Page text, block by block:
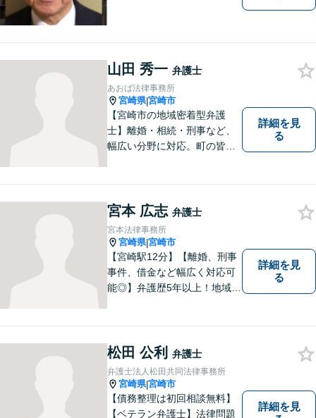
山田 秀一 弁護士
あおば法律事務所
宮崎県|宮崎市
【宮崎市の地域密着型弁護
士】離婚・相続・刑事など、
幅広い分野に対応。町の皆様
ださい。きっと道が開けま
す。
詳細を見
る
宮本 広志 弁護士
宮本法律事務所
宮崎県|宮崎市
【宮崎駅12分】【離婚、刑事
事件、借金など幅広く対応可
能◎】弁護歴5年以上！地域に
にご相談ください。迅速・適
切な解決を目指し尽力しま
す。
詳細を見
る
松田 公利 弁護士
弁護士法人松田共同法律事務所
宮崎県|宮崎市
【債務整理は初回相談無料】
【ベテラン弁護士】法律問題
詳細を見